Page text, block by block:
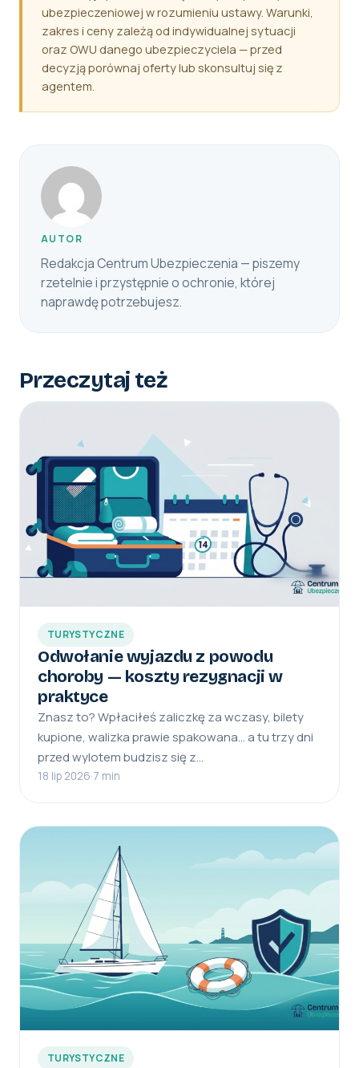
ubezpieczeniowej w rozumieniu ustawy. Warunki,
zakres i ceny zależą od indywidualnej sytuacji
oraz OWU danego ubezpieczyciela — przed
decyzją porównaj oferty lub skonsultuj się z
agentem.
AUTOR
Redakcja Centrum Ubezpieczenia — piszemy
rzetelnie i przystępnie o ochronie, której
naprawdę potrzebujesz.
Przeczytaj też
TURYSTYCZNE
Odwołanie wyjazdu z powodu
choroby — koszty rezygnacji w
praktyce
Znasz to? Wpłaciłeś zaliczkę za wczasy, bilety
kupione, walizka prawie spakowana… a tu trzy dni
przed wylotem budzisz się z…
18 lip 2026·7 min
TURYSTYCZNE